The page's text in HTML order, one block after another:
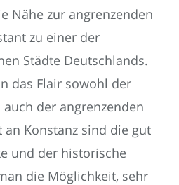
Nähe zur angrenzenden
zu einer der
Städte Deutschlands.
das Flair sowohl der
der angrenzenden
an Konstanz sind die gut
und der historische
die Möglichkeit, sehr